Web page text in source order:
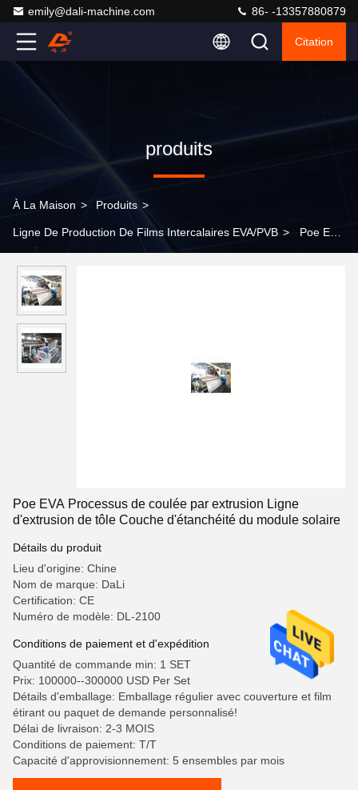
emily@dali-machine.com 86- -13357880879
Citation
produits
À La Maison > Produits >
Ligne De Production De Films Intercalaires EVA/PVB > Poe EVA
Couche d'étanchéité du module solaire
Poe EVA Processus de coulée par extrusion Ligne
d'extrusion de tôle Couche d'étanchéité du module solaire
Détails du produit
Lieu d'origine: Chine
Nom de marque: DaLi
Certification: CE
Numéro de modèle: DL-2100
Conditions de paiement et d'expédition
Quantité de commande min: 1 SET
Prix: 100000--300000 USD Per Set
Détails d'emballage: Emballage régulier avec couverture et film
étirant ou paquet de demande personnalisé!
Délai de livraison: 2-3 MOIS
Conditions de paiement: T/T
Capacité d'approvisionnement: 5 ensembles par mois